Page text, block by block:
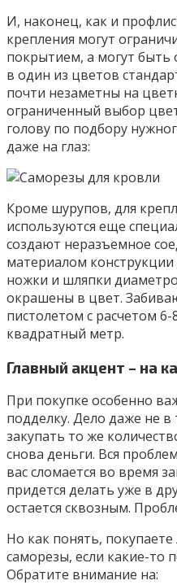
И, наконец, как и
крепления могут
покрытием, а могут
в один из цветов
почти незаметны на
ограниченный выбор
голову по подбору
даже на глаз:
Кроме шурупов, для
используются еще
создают неразъемное
материалом конструкции
ножки и шляпки
окрашены в цвет.
пистолетом с расчетом
квадратный метр.
Главный акцент – на
При покупке особенно
подделку. Дело даже не
закупать то же
снова деньги. Вся
вас сломается во время
придется делать уже в
остается сквозным.
Но как понять,
саморезы, если какие-то
Обратите внимание на: